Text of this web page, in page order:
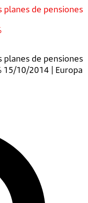
planes de pensiones
planes de pensiones
15/10/2014 | Europa